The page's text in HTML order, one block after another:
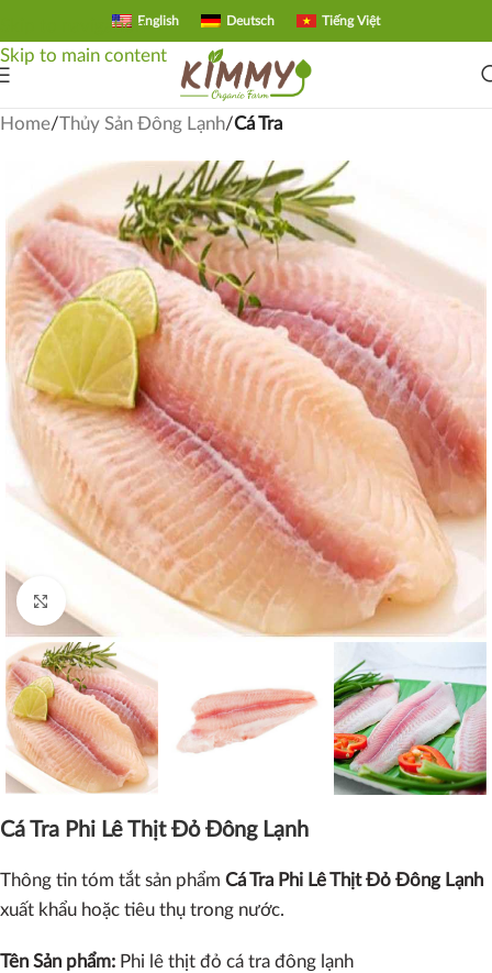
Skip to navigation
Skip to main content
English Deutsch Tiếng Việt
Home Thủy Sản Đông Lạnh Cá Tra
Click to enlarge
Cá Tra Phi Lê Thịt Đỏ Đông Lạnh
Thông tin tóm tắt sản phẩm Cá Tra Phi Lê Thịt Đỏ Đông Lạnh
xuất khẩu hoặc tiêu thụ trong nước.
Tên Sản phẩm: Phi lê thịt đỏ cá tra đông lạnh